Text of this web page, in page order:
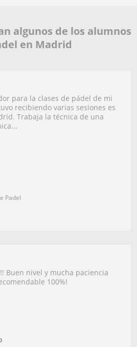
algunos de los alumnos
en Madrid
para la clases de pádel de mi
recibiendo varias sesiones es
Trabaja la técnica de una
Padel
Buen nivel y mucha paciencia
100%!